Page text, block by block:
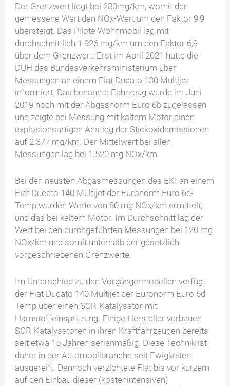
Der Grenzwert liegt bei 280mg/km, womit der
gemessene Wert den NOx-Wert um den Faktor 9,9
übersteigt. Das Pilote Wohnmobil lag mit
durchschnittlich 1.926 mg/km um den Faktor 6,9
über dem Grenzwert. Erst im April 2021 hatte die
DUH das Bundesverkehrsministerium über
Messungen an einem Fiat Ducato 130 Multijet
informiert. Das benannte Fahrzeug wurde im Juni
2019 noch mit der Abgasnorm Euro 6b zugelassen
und zeigte bei Messung mit kaltem Motor einen
explosionsartigen Anstieg der Stickoxidemissionen
auf 2.377 mg/km. Der Mittelwert bei allen
Messungen lag bei 1.520 mg NOx/km.
Bei den neusten Abgasmessungen des EKI an einem
Fiat Ducato 140 Multijet der Euronorm Euro 6d-
Temp wurden Werte von 80 mg NOx/km ermittelt;
und das bei kaltem Motor. Im Durchschnitt lag der
Wert bei den durchgeführten Messungen bei 120 mg
NOx/km und somit unterhalb der gesetzlich
vorgeschriebenen Grenzwerte.
Im Unterschied zu den Vorgängermodellen verfügt
der Fiat Ducato 140 Multijet der Euronorm Euro 6d-
Temp über einen SCR-Katalysator mit
Harnstoffeinspritzung. Einige Hersteller verbauen
SCR-Katalysatoren in ihren Kraftfahrzeugen bereits
seit etwa 15 Jahren serienmäßig. Diese Technik ist
daher in der Automobilbranche seit Ewigkeiten
ausgereift. Dennoch verzichtete Fiat bis vor kurzem
auf den Einbau dieser (kostenintensiven)